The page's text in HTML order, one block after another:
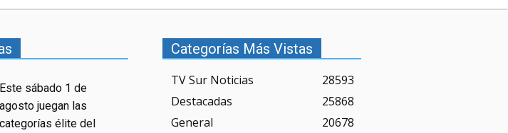
Este sábado 1 de
agosto juegan las
categorías élite del
Categorías Más Vistas
TV Sur Noticias
28593
Destacadas
25868
General
20678